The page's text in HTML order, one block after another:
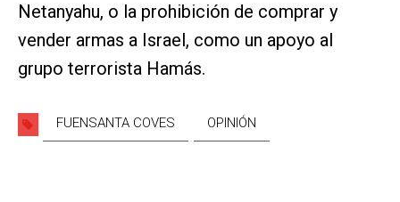
Netanyahu, o la prohibición de comprar y
vender armas a Israel, como un apoyo al
grupo terrorista Hamás.
FUENSANTA COVES OPINIÓN